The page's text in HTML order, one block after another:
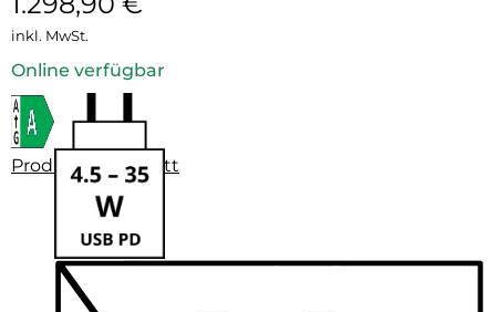
inkl. MwSt.
Online verfügbar
Produktdatenblatt